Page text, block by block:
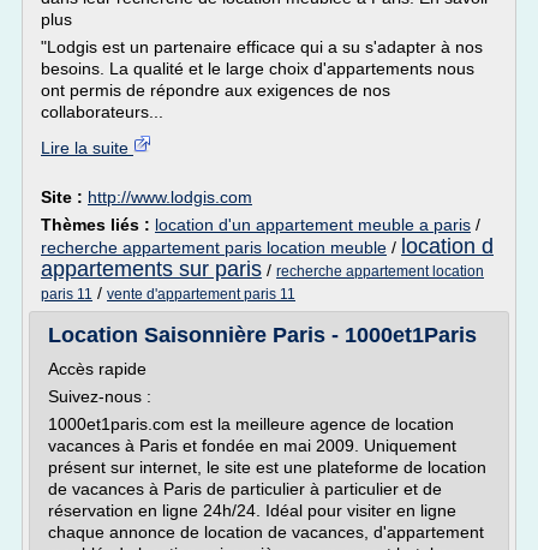
plus
"Lodgis est un partenaire efficace qui a su s'adapter à nos
besoins. La qualité et le large choix d'appartements nous
ont permis de répondre aux exigences de nos
collaborateurs...
Lire la suite
Site : http://www.lodgis.com
Thèmes liés : location d'un appartement meuble a paris /
recherche appartement paris location meuble / location d
appartements sur paris / recherche appartement location
paris 11 / vente d'appartement paris 11
Location Saisonnière Paris - 1000et1Paris
Accès rapide
Suivez-nous :
1000et1paris.com est la meilleure agence de location
vacances à Paris et fondée en mai 2009. Uniquement
présent sur internet, le site est une plateforme de location
de vacances à Paris de particulier à particulier et de
réservation en ligne 24h/24. Idéal pour visiter en ligne
chaque annonce de location de vacances, d'appartement